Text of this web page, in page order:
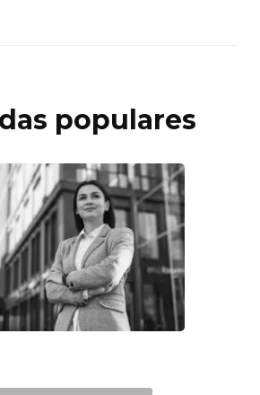
populares